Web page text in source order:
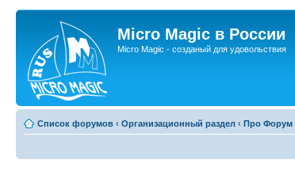
Micro Magic в России
Micro Magic - созданый для удовольствия
Список форумов ‹ Организационный раздел ‹ Про Форум